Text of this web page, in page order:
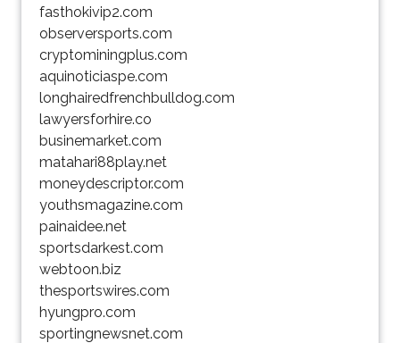
fasthokivip2.com
observersports.com
cryptominingplus.com
aquinoticiaspe.com
longhairedfrenchbulldog.com
lawyersforhire.co
businemarket.com
matahari88play.net
moneydescriptor.com
youthsmagazine.com
painaidee.net
sportsdarkest.com
webtoon.biz
thesportswires.com
hyungpro.com
sportingnewsnet.com